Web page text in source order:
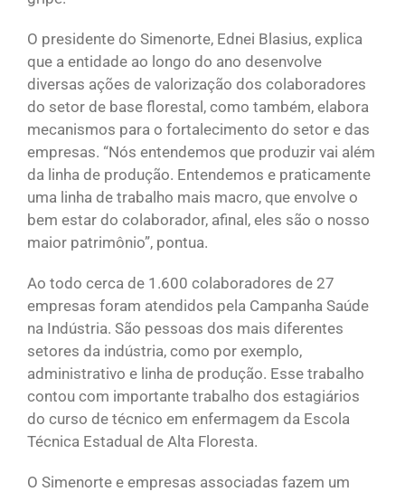
O presidente do Simenorte, Ednei Blasius, explica
que a entidade ao longo do ano desenvolve
diversas ações de valorização dos colaboradores
do setor de base florestal, como também, elabora
mecanismos para o fortalecimento do setor e das
empresas. “Nós entendemos que produzir vai além
da linha de produção. Entendemos e praticamente
uma linha de trabalho mais macro, que envolve o
bem estar do colaborador, afinal, eles são o nosso
maior patrimônio”, pontua.
Ao todo cerca de 1.600 colaboradores de 27
empresas foram atendidos pela Campanha Saúde
na Indústria. São pessoas dos mais diferentes
setores da indústria, como por exemplo,
administrativo e linha de produção. Esse trabalho
contou com importante trabalho dos estagiários
do curso de técnico em enfermagem da Escola
Técnica Estadual de Alta Floresta.
O Simenorte e empresas associadas fazem um